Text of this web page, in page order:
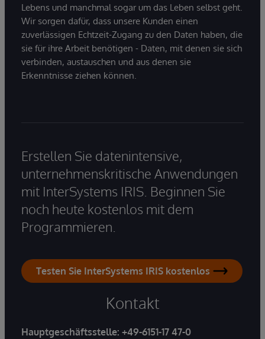
Lebens und manchmal sogar um das Leben selbst geht.
Wir sorgen dafür, dass unsere Kunden einen
zuverlässigen Echtzeit-Zugang zu den Daten haben, die
sie für ihre Arbeit benötigen - Daten, mit denen sie sich
verbinden, austauschen und aus denen sie
Erkenntnisse ziehen können.
Erstellen Sie datenintensive,
unternehmenskritische Anwendungen
mit InterSystems IRIS. Beginnen Sie
noch heute kostenlos mit dem
Programmieren.
Testen Sie InterSystems IRIS kostenlos
Kontakt
Hauptgeschäftsstelle: +49-6151-17 47-0